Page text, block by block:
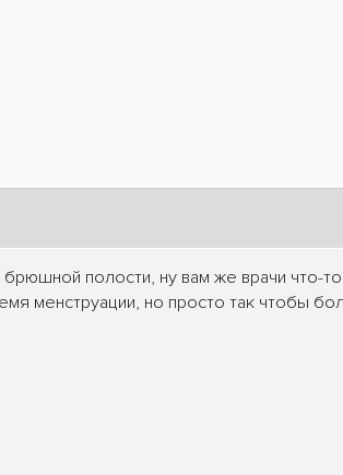
полости, ну вам же врачи что-
менструации, но просто так чтобы